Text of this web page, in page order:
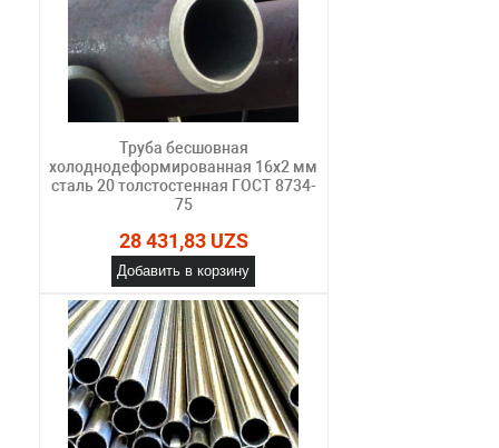
Труба бесшовная
холоднодеформированная 16х2 мм
сталь 20 толстостенная ГОСТ 8734-
75
28 431,83 UZS
Добавить в корзину